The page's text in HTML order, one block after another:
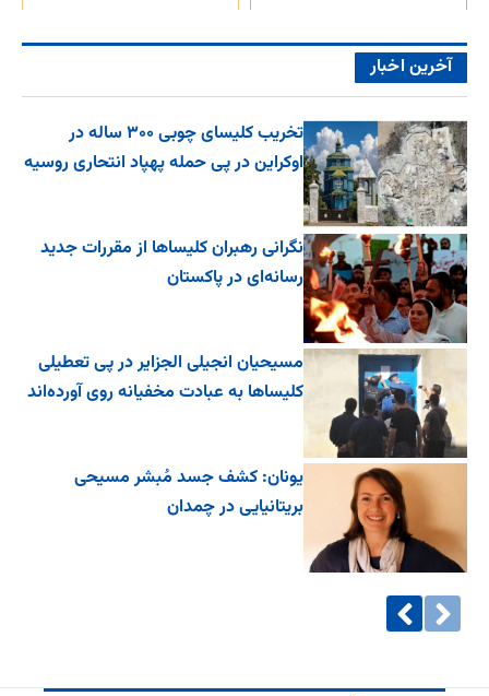
آخرین اخبار
تخریب کلیسای چوبی ۳۰۰ ساله در
اوکراین در پی حمله پهپاد انتحاری روسیه
نگرانی رهبران کلیساها از مقررات جدید
رسانه‌ای در پاکستان
مسیحیان انجیلی الجزایر در پی تعطیلی
کلیساها به عبادت مخفیانه روی آورده‌اند
یونان: کشف جسد مُبشر مسیحی
بریتانیایی در چمدان